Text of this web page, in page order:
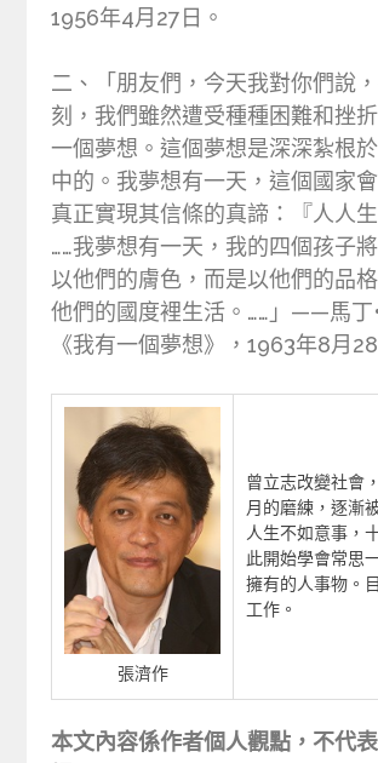
1956年4月27日。
二、「朋友們，今天我對你們說
刻，我們雖然遭受種種困難和挫
一個夢想。這個夢想是深深紮根
中的。我夢想有一天，這個國家
真正實現其信條的真諦：『人人生
……我夢想有一天，我的四個孩子
以他們的膚色，而是以他們的品
他們的國度裡生活。……」——馬丁•
《我有一個夢想》，1963年8月28
張濟作
曾立志改變社會
月的磨練，逐漸
人生不如意事，
此開始學會常思
擁有的人事物。
工作。
本文內容係作者個人觀點，不代